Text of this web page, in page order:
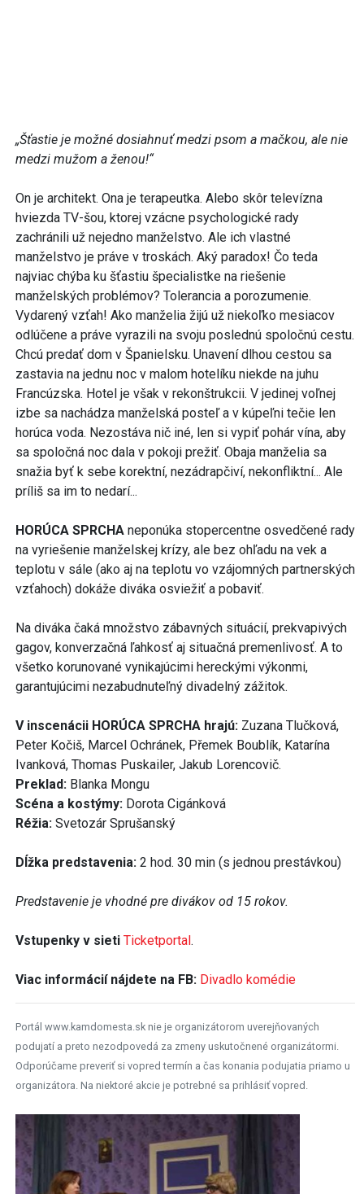
„Šťastie je možné dosiahnuť medzi psom a mačkou, ale nie
medzi mužom a ženou!“
On je architekt. Ona je terapeutka. Alebo skôr televízna
hviezda TV-šou, ktorej vzácne psychologické rady
zachránili už nejedno manželstvo. Ale ich vlastné
manželstvo je práve v troskách. Aký paradox! Čo teda
najviac chýba ku šťastiu špecialistke na riešenie
manželských problémov? Tolerancia a porozumenie.
Vydarený vzťah! Ako manželia žijú už niekoľko mesiacov
odlúčene a práve vyrazili na svoju poslednú spoločnú cestu.
Chcú predať dom v Španielsku. Unavení dlhou cestou sa
zastavia na jednu noc v malom hotelíku niekde na juhu
Francúzska. Hotel je však v rekonštrukcii. V jedinej voľnej
izbe sa nachádza manželská posteľ a v kúpeľni tečie len
horúca voda. Nezostáva nič iné, len si vypiť pohár vína, aby
sa spoločná noc dala v pokoji prežiť. Obaja manželia sa
snažia byť k sebe korektní, nezádrapčiví, nekonfliktní... Ale
príliš sa im to nedarí...
HORÚCA SPRCHA neponúka stopercentne osvedčené rady
na vyriešenie manželskej krízy, ale bez ohľadu na vek a
teplotu v sále (ako aj na teplotu vo vzájomných partnerských
vzťahoch) dokáže diváka osviežiť a pobaviť.
Na diváka čaká množstvo zábavných situácií, prekvapivých
gagov, konverzačná ľahkosť aj situačná premenlivosť. A to
všetko korunované vynikajúcimi hereckými výkonmi,
garantujúcimi nezabudnuteľný divadelný zážitok.
V inscenácii HORÚCA SPRCHA hrajú: Zuzana Tlučková,
Peter Kočiš, Marcel Ochránek, Přemek Boublík, Katarína
Ivanková, Thomas Puskailer, Jakub Lorencovič.
Preklad: Blanka Mongu
Scéna a kostýmy: Dorota Cigánková
Réžia: Svetozár Sprušanský
Dĺžka predstavenia: 2 hod. 30 min (s jednou prestávkou)
Predstavenie je vhodné pre divákov od 15 rokov.
Vstupenky v sieti Ticketportal.
Viac informácií nájdete na FB: Divadlo komédie
Portál www.kamdomesta.sk nie je organizátorom uverejňovaných
podujatí a preto nezodpovedá za zmeny uskutočnené organizátormi.
Odporúčame preveriť si vopred termín a čas konania podujatia priamo u
organizátora. Na niektoré akcie je potrebné sa prihlásiť vopred.